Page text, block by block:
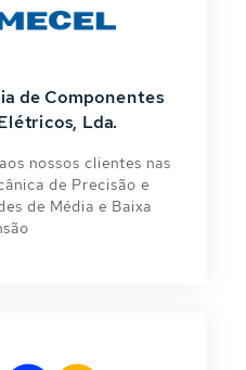
de Componentes
Lda.
nossos clientes nas
de Precisão e
de Média e Baixa